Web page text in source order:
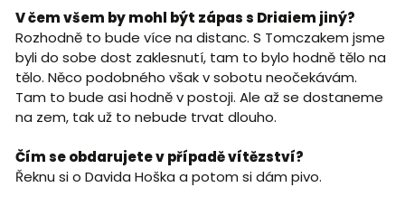
V čem všem by mohl být zápas s Driaiem jiný?
Rozhodně to bude více na distanc. S Tomczakem jsme
byli do sobe dost zaklesnutí, tam to bylo hodně tělo na
tělo. Něco podobného však v sobotu neočekávám.
Tam to bude asi hodně v postoji. Ale až se dostaneme
na zem, tak už to nebude trvat dlouho.
Čím se obdarujete v případě vítězství?
Řeknu si o Davida Hoška a potom si dám pivo.